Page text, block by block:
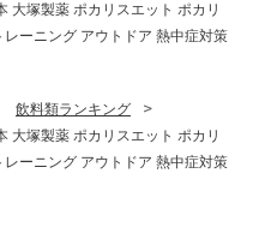
大塚製薬 ポカリスエット ポカリ
ーニング アウトドア 熱中症対策
飲料類ランキング
大塚製薬 ポカリスエット ポカリ
ーニング アウトドア 熱中症対策